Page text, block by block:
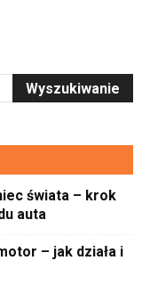
świata – krok
auta
– jak działa i